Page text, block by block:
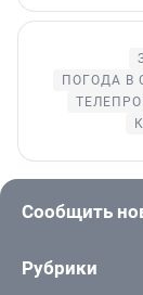
ПОГОДА В
Сообщить
Рубрики